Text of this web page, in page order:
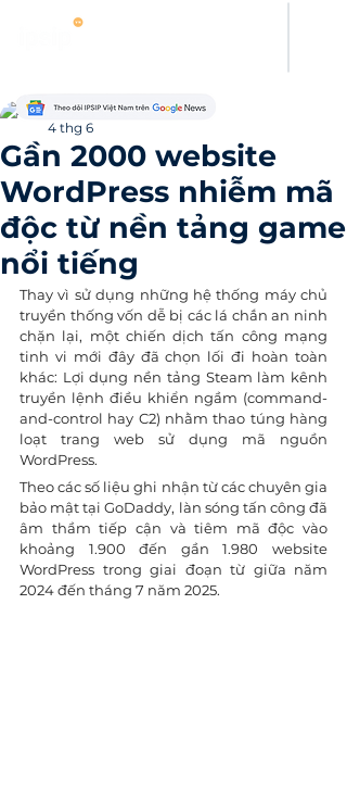
Gần 2000 website
WordPress nhiễm mã
độc từ nền tảng game
nổi tiếng
Kamy Le
4 thg 6
Thay vì sử dụng những hệ thống máy chủ
truyền thống vốn dễ bị các lá chắn an ninh
chặn lại, một chiến dịch tấn công mạng
tinh vi mới đây đã chọn lối đi hoàn toàn
khác: Lợi dụng nền tảng Steam làm kênh
truyền lệnh điều khiển ngầm (command-
and-control hay C2) nhằm thao túng hàng
loạt trang web sử dụng mã nguồn
WordPress.
Theo các số liệu ghi nhận từ các chuyên gia
bảo mật tại GoDaddy, làn sóng tấn công đã
âm thầm tiếp cận và tiêm mã độc vào
khoảng 1.900 đến gần 1.980 website
WordPress trong giai đoạn từ giữa năm
2024 đến tháng 7 năm 2025.